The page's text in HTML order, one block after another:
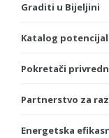
Graditi u Bijeljini
Katalog
Pokretači
Partnerstvo za
Energetska